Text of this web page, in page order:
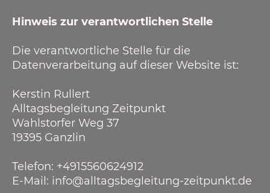
Hinweis zur verantwortlichen Stelle
Die verantwortliche Stelle für die
Datenverarbeitung auf dieser Website ist:
Kerstin Rullert
Alltagsbegleitung Zeitpunkt
Wahlstorfer Weg 37
19395 Ganzlin
Telefon: +4915560624912
E-Mail: info@alltagsbegleitung-zeitpunkt.de